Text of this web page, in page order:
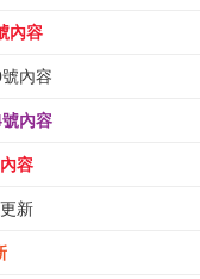
內容
內容
內容
容
新